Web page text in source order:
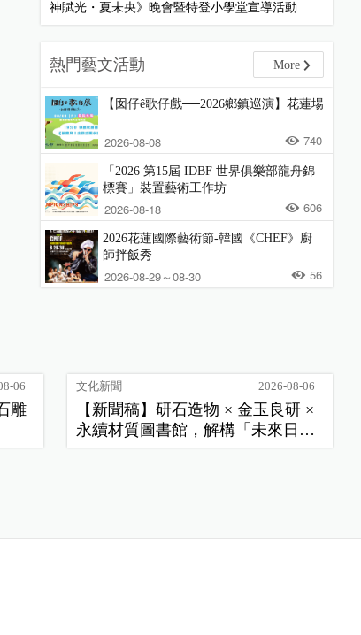
神賦光・夏未央》晚會暨特登小學堂宣導活動
熱門藝文活動 More
【囡仔ê歌仔戲──2026鄉鎮巡演】花蓮場
2026-08-08 740
「2026 第15屆 IDBF 世界俱樂部龍舟錦
標賽」裝置藝術工作坊
2026-08-18 606
2026花蓮國際藝術節-韓國《CHEF》廚
師拌飯秀
2026-08-29～08-30 56
06
雕
文化新聞 2026-08-06
【新聞稿】研石造物 × 金玉良研 ×
永續材質圖書館，解構「未來日
常」新樣貌